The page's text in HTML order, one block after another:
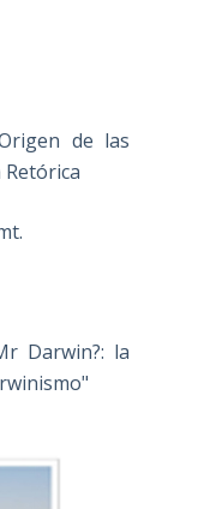
de las
Retórica
Darwin?: la